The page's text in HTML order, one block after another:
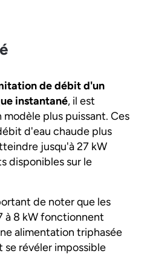
de débit d'un
instantané, il est
plus puissant. Ces
d'eau chaude plus
jusqu'à 27 kW
disponibles sur le
de noter que les
à 8 kW fonctionnent
alimentation triphasée
révéler impossible